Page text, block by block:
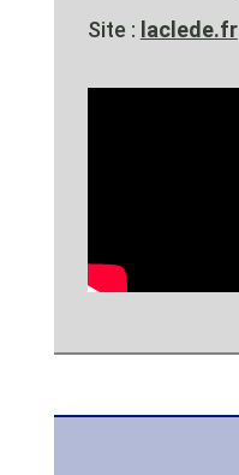
Site : laclede.fr